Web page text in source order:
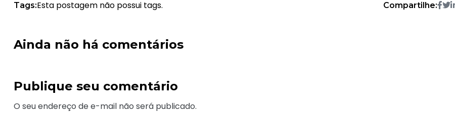
Tags:Esta postagem não possui tags. Compartilhe:
Ainda não há comentários
Publique seu comentário
O seu endereço de e-mail não será publicado.